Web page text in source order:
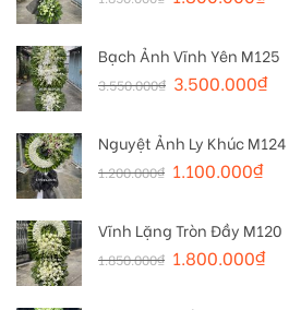
Bạch Ảnh Vĩnh Yên M125
3.550.000₫ 3.500.000₫
Nguyệt Ảnh Ly Khúc M124
1.200.000₫ 1.100.000₫
Vĩnh Lặng Tròn Đầy M120
1.850.000₫ 1.800.000₫